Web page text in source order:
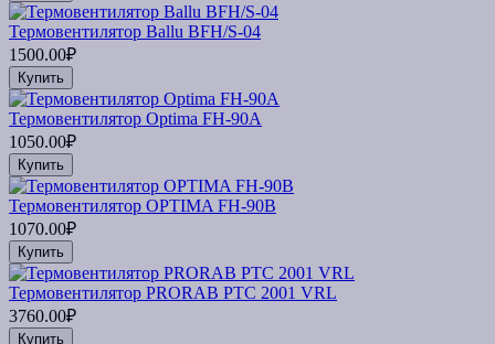
Термовентилятор Ballu BFH/S-04
1500.00₽
Купить
Термовентилятор Optima FH-90A
1050.00₽
Купить
Термовентилятор OPTIMA FH-90В
1070.00₽
Купить
Термовентилятор PRORAB PTC 2001 VRL
3760.00₽
Купить